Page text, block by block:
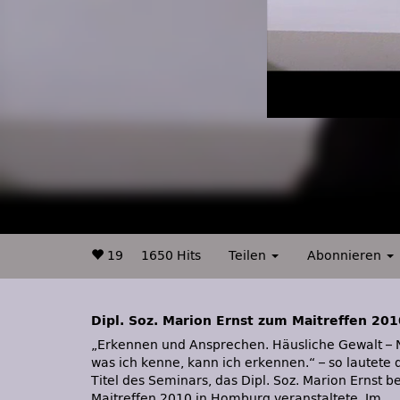
19 1650 Hits Teilen Abonnieren
Dipl. Soz. Marion Ernst zum Maitreffen
„Erkennen und Ansprechen. Häusliche Gewalt –
was ich kenne, kann ich erkennen.“ – so lautete
Titel des Seminars, das Dipl. Soz. Marion Ernst
Anschluss an ihr Seminar nahm sie in einem
Interview Stellung zum Treffen